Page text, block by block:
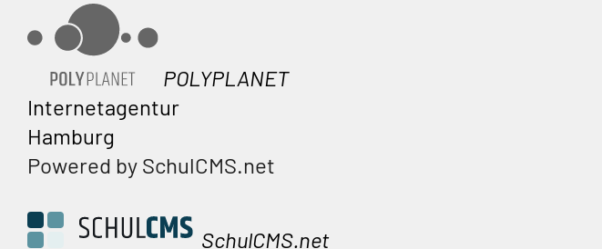
POLYPLANET
Internetagentur
Hamburg
Powered by SchulCMS.net
SchulCMS.net